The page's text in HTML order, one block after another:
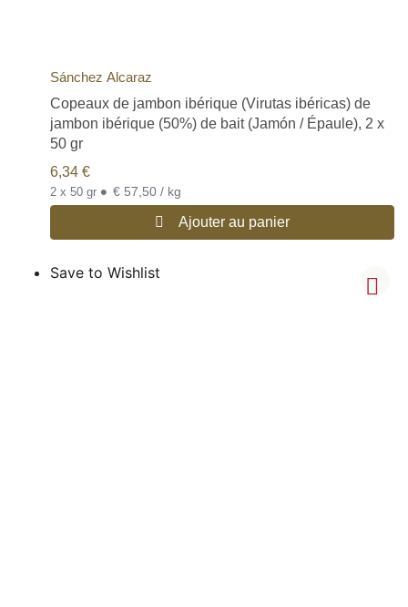
Sánchez Alcaraz
Copeaux de jambon ibérique (Virutas ibéricas) de
jambon ibérique (50%) de bait (Jamón / Épaule), 2 x
50 gr
6,34 €
2 x 50 gr • € 57,50 / kg
Ajouter au panier
Save to Wishlist